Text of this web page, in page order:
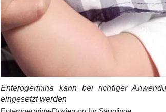
Enterogermina kann bei richtiger
eingesetzt werden